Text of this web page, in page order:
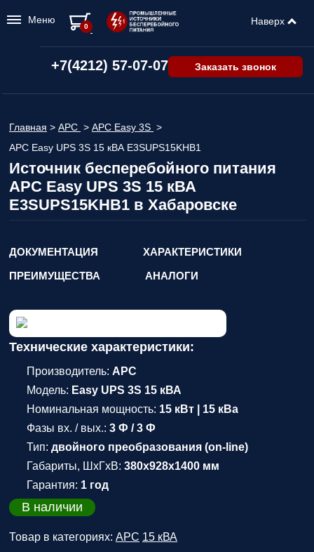
+7(4212) 57-07-07 Заказать звонок
Главная > APC > APC Easy 3S >
APC Easy UPS 3S 15 кВА E3SUPS15KHB1
Источник бесперебойного питания
APC Easy UPS 3S 15 кВА
E3SUPS15KHB1 в Хабаровске
ДОКУМЕНТАЦИЯ
ХАРАКТЕРИСТИКИ
ПРЕИМУЩЕСТВА
АНАЛОГИ
Технические характеристики:
Производитель: APC
Модель: Easy UPS 3S 15 кВА
Номинальная мощность: 15 кВт | 15 кВа
Фазы вх. / вых.: 3 Ф / 3 Ф
Тип: двойного преобразования (on-line)
Габариты, ШхГхВ: 380х928х1400 мм
Гарантия: 1 год
В наличии
Товар в категориях: APC 15 кВА
Меню Наверх
0